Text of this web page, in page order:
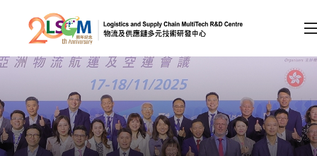
跳到內容（按回車鍵）
會員登入
A A EN 繁 简